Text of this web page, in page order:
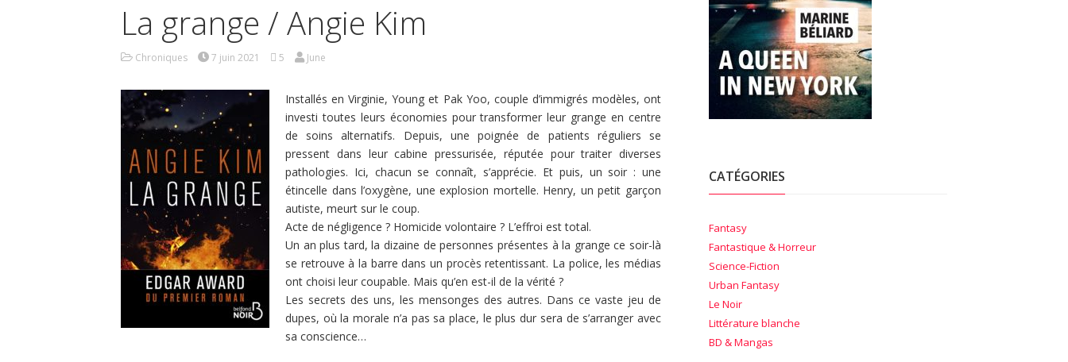
La grange / Angie Kim
Chroniques 7 juin 2021 5 June
Installés en Virginie, Young et Pak Yoo, couple d’immigrés modèles, ont
investi toutes leurs économies pour transformer leur grange en centre
de soins alternatifs. Depuis, une poignée de patients réguliers se
pressent dans leur cabine pressurisée, réputée pour traiter diverses
pathologies. Ici, chacun se connaît, s’apprécie. Et puis, un soir : une
étincelle dans l’oxygène, une explosion mortelle. Henry, un petit garçon
autiste, meurt sur le coup.
Acte de négligence ? Homicide volontaire ? L’effroi est total.
Un an plus tard, la dizaine de personnes présentes à la grange ce soir-là
se retrouve à la barre dans un procès retentissant. La police, les médias
ont choisi leur coupable. Mais qu’en est-il de la vérité ?
Les secrets des uns, les mensonges des autres. Dans ce vaste jeu de
dupes, où la morale n’a pas sa place, le plus dur sera de s’arranger avec
sa conscience…
CATÉGORIES
Fantasy
Fantastique & Horreur
Science-Fiction
Urban Fantasy
Le Noir
Littérature blanche
BD & Mangas